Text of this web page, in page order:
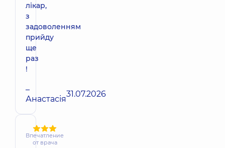
лікар,
з
задоволенням
прийду
ще
раз
!
–
Анастасія31.07.2026
Впечатление
от врача